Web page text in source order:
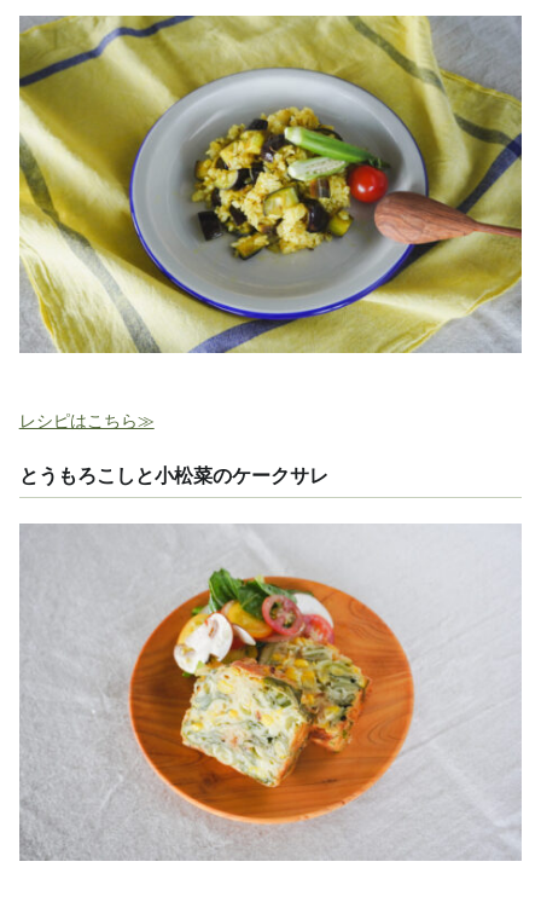
レシピはこちら≫
とうもろこしと小松菜のケークサレ